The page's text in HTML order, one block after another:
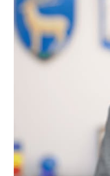
Adaugă
textul
textul
textul